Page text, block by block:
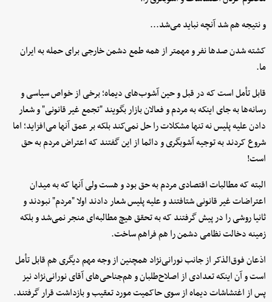
و نتیجه هم شد آنچه نباید می‌شد...
کشته شدن صدها نفر و مهمتر از همه طمع دشمن خارجی برای حمله به ایران
ما.
قابل تأمل است که در قبل و حین آشوب‌های دیماه؛ برخی از خواص سیاسی و
رسانه‌ها به جای اینکه به مردم و فعالان بازار بگویند "تجمع غیر قانونی" و شعار
دادن علیه پلیس نه تنها مشکلات را حل نمی‌کند بلکه بر عمق آنها می‌افزاید؛ اما
شروع کردند به توجیه آشوبگری و دائما از این گفتند که اعتراض مردم به حق
است!
البته که مطالبات اقتصادی مردم به حق بود و هست ولی آنها که به میدان
اعتراضات غیر قانونی شتافتند و علیه پلیس شعار دادند اولا "مردم" نبودند و
ثانیا روشی را در پیش گرفتند که به تحقق هیچ مطالبه‌ای منجر نمی‌شد و بلکه
زمینه دخالت نظامی دشمن را هم فراهم ساخت.
اذعان فوق‌الذکر از جانب نورانی‌نژاد همچنین از وجه مهم دیگری هم قابل تأمل
است و آن اینکه تعدادی از اصلاح‌طلبان و هم‌جناحی‌های آقای نورانی‌نژاد نیز
پس از اغتشاشات دیماه از سوی حاکمیت مورد تعقیب و بازداشت قرار گرفتند.